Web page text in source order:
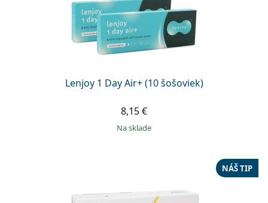
Lenjoy 1 Day Air+ (10 šošoviek)
8,15 €
na sklade
NÁŠ TIP